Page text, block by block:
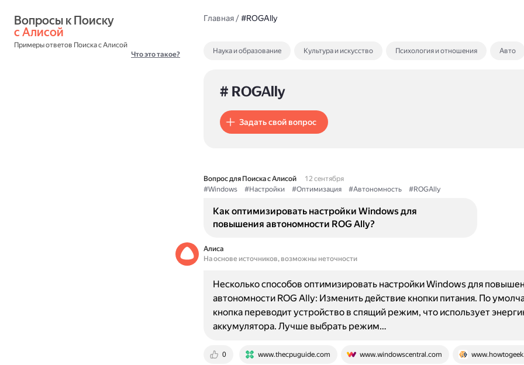
с Алисой
Примеры ответов Поиска с Алисой
Что это такое?
Главная/#ROGAlly
Наука и образование Культура и искусство Психология и отношения Авто
# ROGAlly
Задать свой вопрос
Вопрос для Поиска с Алисой
12 сентября
#Windows
#Настройки #Оптимизация #Автономность #ROGAlly
Как оптимизировать настройки Windows для
повышения автономности ROG Ally?
Алиса
На основе источников, возможны неточности
0 www.thecpuguide.com www.windowscentral.com
Несколько способов оптимизировать настройки Windows для
автономности ROG Ally: Изменить действие кнопки питания. По
кнопка переводит устройство в спящий режим, что использует
аккумулятора. Лучше выбрать режим…